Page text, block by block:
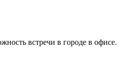
встречи в городе в офисе.